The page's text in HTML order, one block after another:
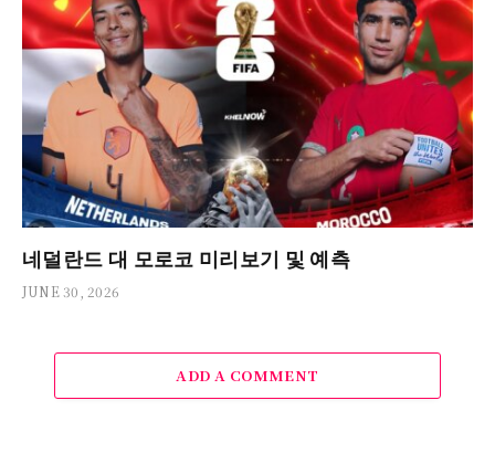
네덜란드 대 모로코 미리보기 및 예측
JUNE 30, 2026
ADD A COMMENT